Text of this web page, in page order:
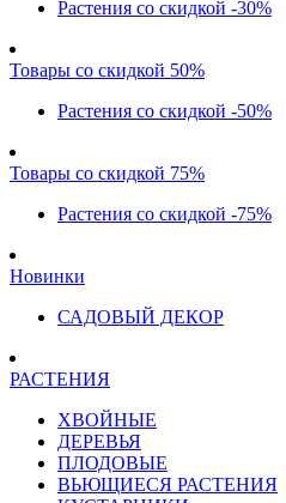
Растения со скидкой -30%
Товары со скидкой 50%
Растения со скидкой -50%
Товары со скидкой 75%
Растения со скидкой -75%
Новинки
САДОВЫЙ ДЕКОР
РАСТЕНИЯ
ХВОЙНЫЕ
ДЕРЕВЬЯ
ПЛОДОВЫЕ
ВЬЮЩИЕСЯ РАСТЕНИЯ